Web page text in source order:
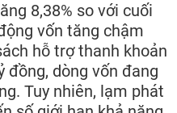
8,38% so với cuối
vốn tăng chậm
hỗ trợ thanh khoản
đồng, dòng vốn đang
Tuy nhiên, lạm phát